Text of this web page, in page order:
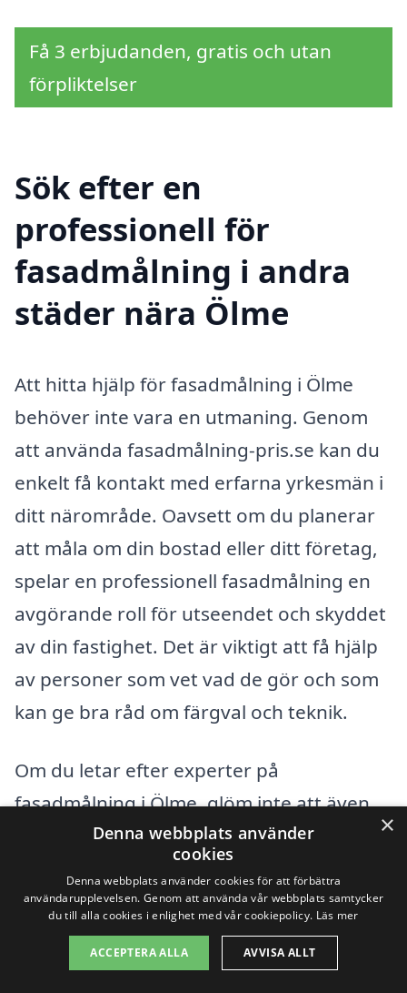
Få 3 erbjudanden, gratis och utan
förpliktelser
Sök efter en
professionell för
fasadmålning i andra
städer nära Ölme
Att hitta hjälp för fasadmålning i Ölme
behöver inte vara en utmaning. Genom
att använda fasadmålning-pris.se kan du
enkelt få kontakt med erfarna yrkesmän i
ditt närområde. Oavsett om du planerar
att måla om din bostad eller ditt företag,
spelar en professionell fasadmålning en
avgörande roll för utseendet och skyddet
av din fastighet. Det är viktigt att få hjälp
av personer som vet vad de gör och som
kan ge bra råd om färgval och teknik.
Om du letar efter experter på
fasadmålning i Ölme, glöm inte att även
överväga företagen i de angränsande
städerna. Här är några alternativ där du
kan hitta professionella fasadmålare:
Kristinehamn
×
Denna webbplats använder
cookies
Denna webbplats använder cookies för att förbättra
användarupplevelsen. Genom att använda vår webbplats samtycker
du till alla cookies i enlighet med vår cookiepolicy. Läs mer
ACCEPTERA ALLA AVVISA ALLT